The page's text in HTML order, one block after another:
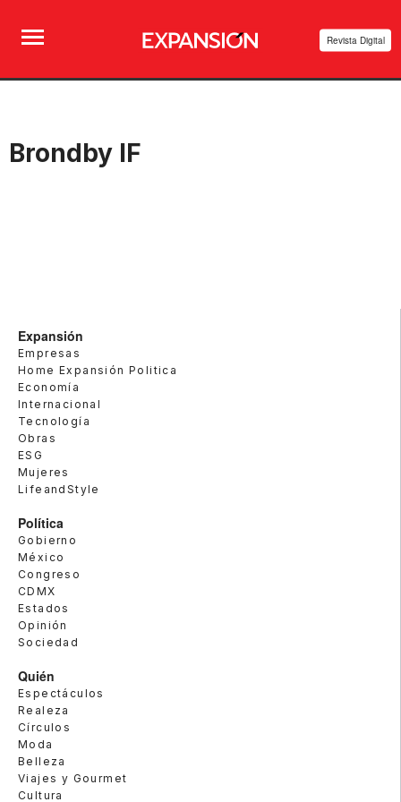
Revista Digital
Brondby IF
Expansión
Empresas
Home Expansión Politica
Economía
Internacional
Tecnología
Obras
ESG
Mujeres
LifeandStyle
Política
Gobierno
México
Congreso
CDMX
Estados
Opinión
Sociedad
Quién
Espectáculos
Realeza
Círculos
Moda
Belleza
Viajes y Gourmet
Cultura